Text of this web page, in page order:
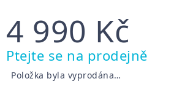
4 990 Kč
Měrná
cena:
Ptejte se na prodejně
Položka byla vyprodána…